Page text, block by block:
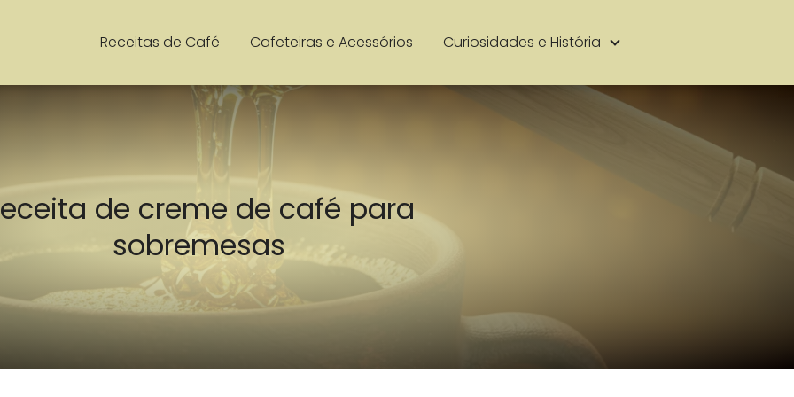
Receitas de Café Cafeteiras e Acessórios Curiosidades e História
de creme de café para
sobremesas